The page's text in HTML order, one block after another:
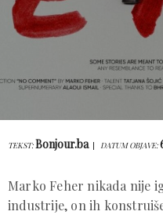
TEKST:Bonjour.ba DATUM OBJAVE:
Marko Feher nikada nije
industrije, on ih